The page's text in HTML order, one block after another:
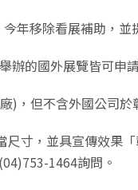
年移除看展補助，
的國外展覽皆可
，但不含外國公司
寸，並具宣傳效果
1464詢問。